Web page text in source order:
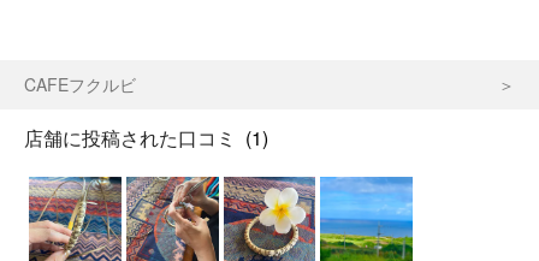
CAFEフクルビ
店舗に投稿された口コミ (1)